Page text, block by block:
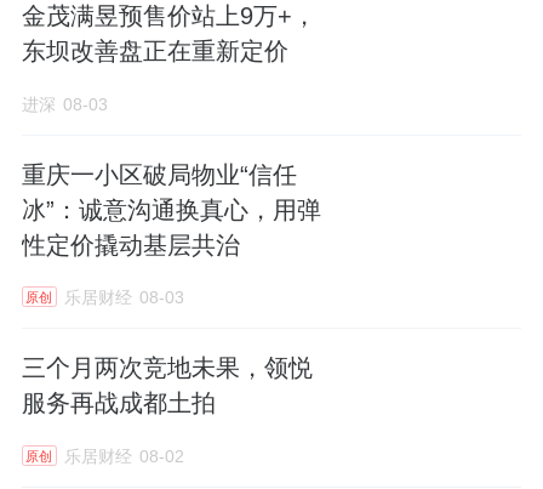
金茂满昱预售价站上9万+，
东坝改善盘正在重新定价
进深 08-03
重庆一小区破局物业“信任
冰”：诚意沟通换真心，用弹
性定价撬动基层共治
原创 乐居财经 08-03
三个月两次竞地未果，领悦
服务再战成都土拍
原创 乐居财经 08-02